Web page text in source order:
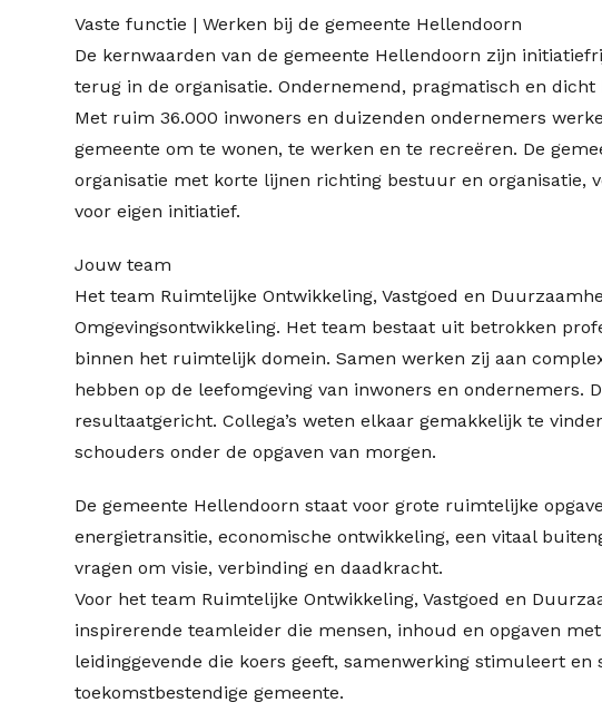
Vaste functie | Werken bij de gemeente Hellendoorn
De kernwaarden van de gemeente Hellendoorn zijn
terug in de organisatie. Ondernemend, pragmatisch en dicht
Met ruim 36.000 inwoners en duizenden ondernemers
gemeente om te wonen, te werken en te recreëren. De
organisatie met korte lijnen richting bestuur en organisatie,
voor eigen initiatief.
Jouw team
Het team Ruimtelijke Ontwikkeling, Vastgoed en
Omgevingsontwikkeling. Het team bestaat uit betrokken
binnen het ruimtelijk domein. Samen werken zij aan
hebben op de leefomgeving van inwoners en ondernemers.
resultaatgericht. Collega’s weten elkaar gemakkelijk te
schouders onder de opgaven van morgen.
De gemeente Hellendoorn staat voor grote ruimtelijke
energietransitie, economische ontwikkeling, een vitaal
vragen om visie, verbinding en daadkracht.
Voor het team Ruimtelijke Ontwikkeling, Vastgoed en
inspirerende teamleider die mensen, inhoud en opgaven
leidinggevende die koers geeft, samenwerking stimuleert
toekomstbestendige gemeente.